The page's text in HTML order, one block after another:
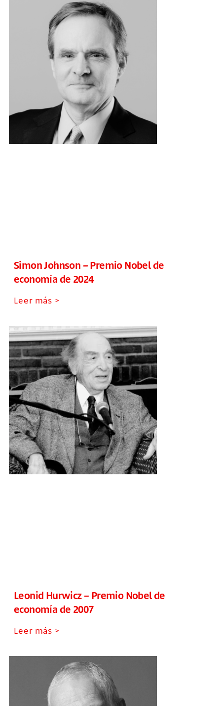
Simon Johnson – Premio Nobel de
economía de 2024
Leer más >
Leonid Hurwicz – Premio Nobel de
economía de 2007
Leer más >